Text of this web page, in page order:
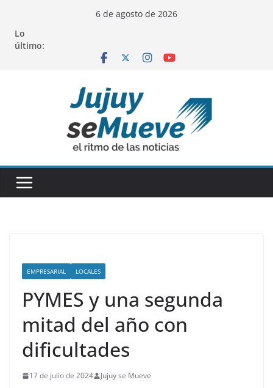
contenido
6 de agosto de 2026
Lo
último:
EMPRESARIAL LOCALES
PYMES y una segunda
mitad del año con
dificultades
17 de julio de 2024 Jujuy se Mueve